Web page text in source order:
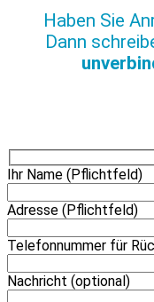
Haben Sie
Dann
Ihr Name (Pflichtfeld)
Adresse (Pflichtfeld)
Telefonnummer für
Nachricht (optional)